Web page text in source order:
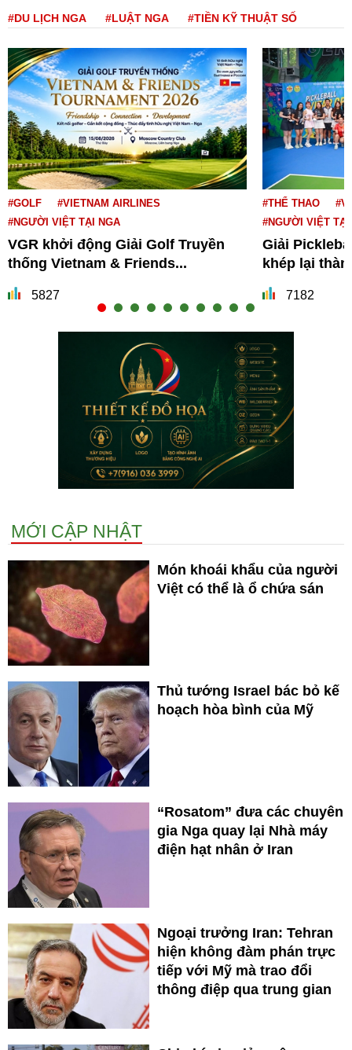
#DU LỊCH NGA #LUẬT NGA #TIỀN KỸ THUẬT SỐ
#GOLF
#VIETNAM AIRLINES
#NGƯỜI VIỆT TẠI NGA
VGR khởi động Giải Golf Truyền
thống Vietnam & Friends...
5827
#THỂ THAO
#NGƯỜI VIỆT TẠI
Giải
khép lại
7182
MỚI CẬP NHẬT
Món khoái khẩu của người
Việt có thể là ổ chứa sán
Thủ tướng Israel bác bỏ kế
hoạch hòa bình của Mỹ
“Rosatom” đưa các chuyên
gia Nga quay lại Nhà máy
điện hạt nhân ở Iran
Ngoại trưởng Iran: Tehran
hiện không đàm phán trực
tiếp với Mỹ mà trao đổi
thông điệp qua trung gian